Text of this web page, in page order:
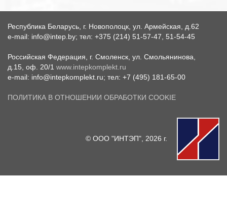
Республика Беларусь, г. Новополоцк, ул. Армейская, д.62
e-mail: info@intep.by; тел: +375 (214) 51-57-47, 51-54-45
Российская Федерация, г. Смоленск, ул. Смольянинова,
д.15, оф. 20/1 www.intepkomplekt.ru
e-mail: info@intepkomplekt.ru; тел: +7 (495) 181-65-00
ПОЛИТИКА В ОТНОШЕНИИ ОБРАБОТКИ COOKIE
© ООО "ИНТЭП", 2026 г.